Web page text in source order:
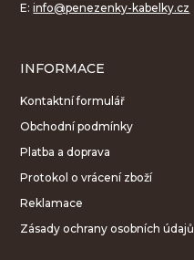
E:info@penezenky-kabelky.cz
INFORMACE
Kontaktní formulář
Obchodní podmínky
Platba a doprava
Protokol o vrácení zboží
Reklamace
Zásady ochrany osobních údajů